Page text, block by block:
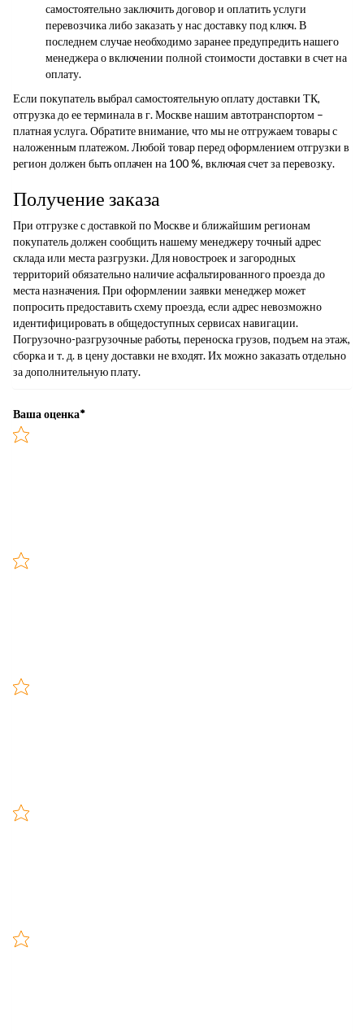
самостоятельно заключить договор и оплатить услуги
перевозчика либо заказать у нас доставку под ключ. В
последнем случае необходимо заранее предупредить нашего
менеджера о включении полной стоимости доставки в счет на
оплату.
Если покупатель выбрал самостоятельную оплату доставки ТК,
отгрузка до ее терминала в г. Москве нашим автотранспортом –
платная услуга. Обратите внимание, что мы не отгружаем товары с
наложенным платежом. Любой товар перед оформлением отгрузки в
регион должен быть оплачен на 100 %, включая счет за перевозку.
Получение заказа
При отгрузке с доставкой по Москве и ближайшим регионам
покупатель должен сообщить нашему менеджеру точный адрес
склада или места разгрузки. Для новостроек и загородных
территорий обязательно наличие асфальтированного проезда до
места назначения. При оформлении заявки менеджер может
попросить предоставить схему проезда, если адрес невозможно
идентифицировать в общедоступных сервисах навигации.
Погрузочно-разгрузочные работы, переноска грузов, подъем на этаж,
сборка и т. д. в цену доставки не входят. Их можно заказать отдельно
за дополнительную плату.
Ваша оценка*